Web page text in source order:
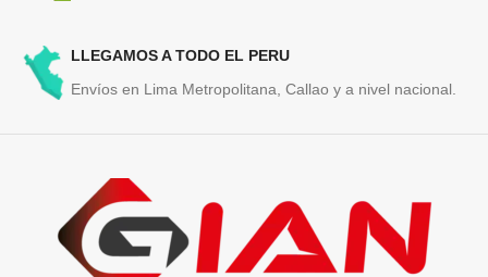
LLEGAMOS A TODO EL PERU
Envíos en Lima Metropolitana, Callao y a nivel nacional.